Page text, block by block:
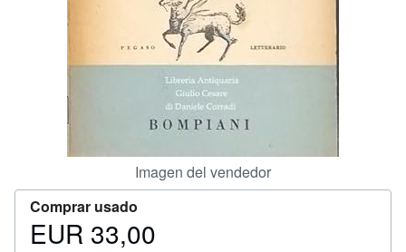
Imagen del vendedor
Comprar usado
Precio
EUR 33,00